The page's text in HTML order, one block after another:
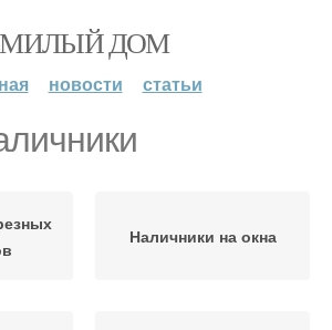
МИЛЫЙ ДОМ
новости статьи
Наличники на окна